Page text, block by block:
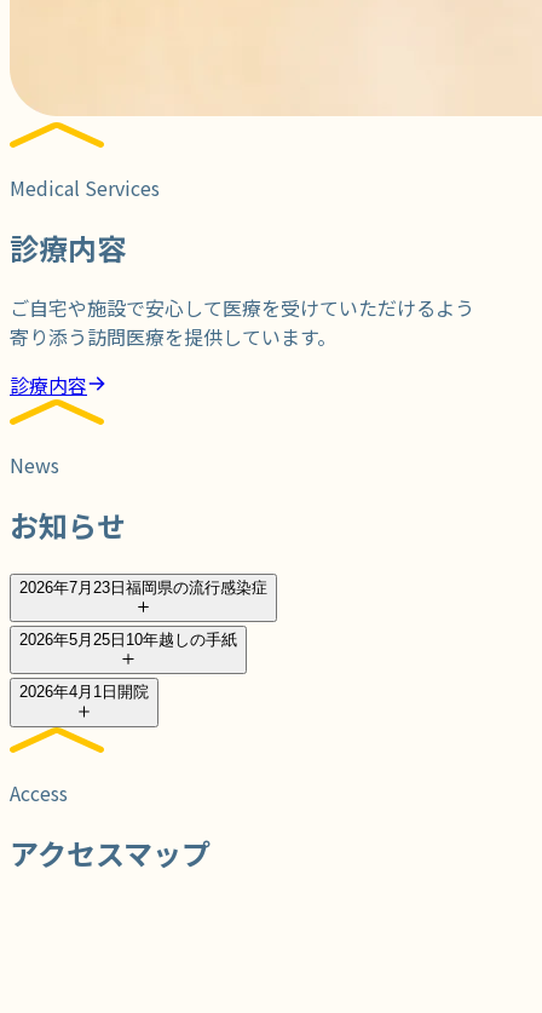
Medical Services
診療内容
ご自宅や施設で安心して医療を受けていただけるよう
寄り添う訪問医療を提供しています。
診療内容
News
お知らせ
2026年7月23日福岡県の流行感染症
2026年5月25日 10年越しの手紙
2026年4月1日 開院
Access
アクセスマップ